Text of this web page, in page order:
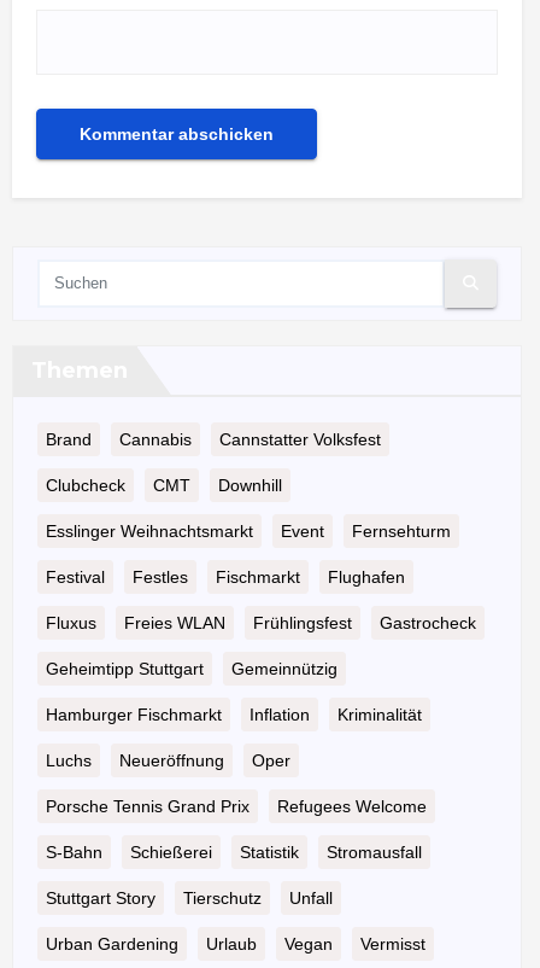
Brand Cannabis Cannstatter Volksfest
Clubcheck CMT Downhill
Esslinger Weihnachtsmarkt Event Fernsehturm
Festival Festles Fischmarkt Flughafen
Fluxus Freies WLAN Frühlingsfest Gastrocheck
Geheimtipp Stuttgart Gemeinnützig
Hamburger Fischmarkt Inflation Kriminalität
Luchs Neueröffnung Oper
Porsche Tennis Grand Prix Refugees Welcome
S-Bahn Schießerei Statistik Stromausfall
Stuttgart Story Tierschutz Unfall
Urban Gardening Urlaub Vegan Vermisst